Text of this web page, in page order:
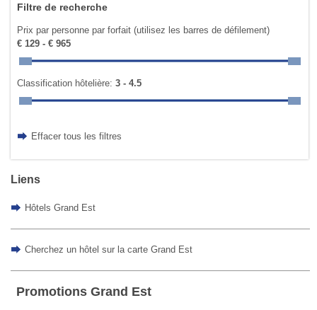
Filtre de recherche
Prix par personne par forfait (utilisez les barres de défilement)
€ 129 - € 965
Classification hôtelière:3 - 4.5
Effacer tous les filtres
Liens
Hôtels Grand Est
Cherchez un hôtel sur la carte Grand Est
Promotions Grand Est